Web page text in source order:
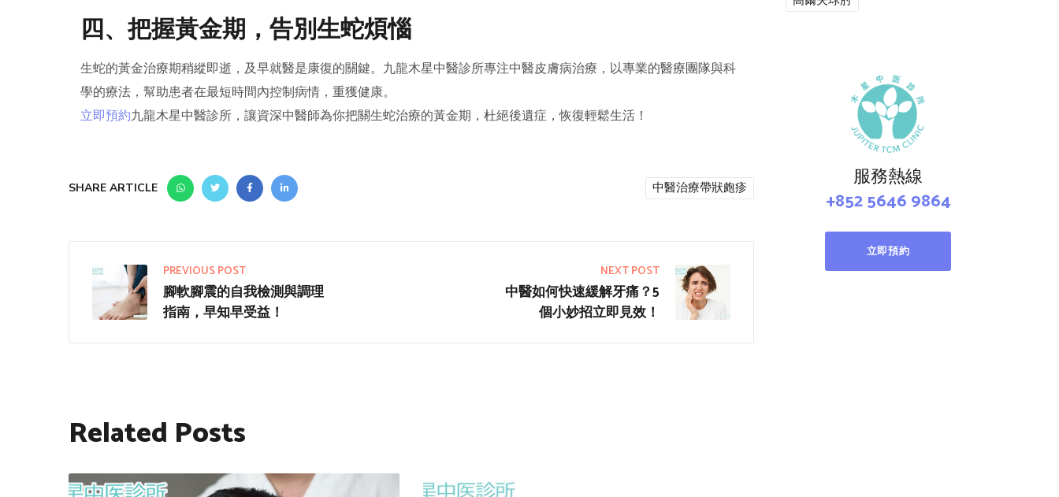
四、把握黃金期，告別生蛇煩惱
生蛇的黃金治療期稍縱即逝，及早就醫是康復的關鍵。九龍木星中醫診所專注中醫皮膚病治療，以專業的醫療團隊與科
學的療法，幫助患者在最短時間內控制病情，重獲健康。
立即預約九龍木星中醫診所，讓資深中醫師為你把關生蛇治療的黃金期，杜絕後遺症，恢復輕鬆生活！
SHARE ARTICLE 中醫治療帶狀皰疹
PREVIOUS POST
腳軟腳震的自我檢測與調理
指南，早知早受益！
NEXT POST
中醫如何快速緩解牙痛？5
個小妙招立即見效！
Related Posts
服務熱線
+852 5646 9864
立即預約